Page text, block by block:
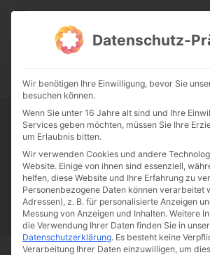
0:00
Tag:Lore Lay
Papst Franziskus Ehe Sex Liebe Familie
Franziskus
50 Jahre Humanae vitae
Datenschutz-
Wir benötigen Ihre Einwilligung, bevor Sie
besuchen können.
Wenn Sie unter 16 Jahre alt sind und Ihre
Services geben möchten, müssen Sie Ihre
um Erlaubnis bitten.
Wir verwenden Cookies und andere
Website. Einige von ihnen sind essenziell,
helfen, diese Website und Ihre Erfahrung zu
Personenbezogene Daten können verarbeitet
Adressen), z. B. für personalisierte Anzeigen
Messung von Anzeigen und Inhalten. Weitere
die Verwendung Ihrer Daten finden Sie in
Datenschutzerklärung. Es besteht keine
Verarbeitung Ihrer Daten einzuwilligen, um